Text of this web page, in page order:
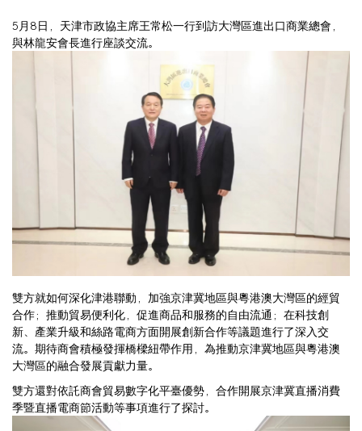
5月8日，天津市政協主席王常松一行到訪大灣區進出口商業總會，
與林龍安會長進行座談交流。
雙方就如何深化津港聯動，加強京津冀地區與粵港澳大灣區的經貿
合作；推動貿易便利化，促進商品和服務的自由流通；在科技創
新、產業升級和絲路電商方面開展創新合作等議題進行了深入交
流。期待商會積極發揮橋樑紐帶作用，為推動京津冀地區與粵港澳
大灣區的融合發展貢獻力量。
雙方還對依託商會貿易數字化平臺優勢，合作開展京津冀直播消費
季暨直播電商節活動等事項進行了探討。